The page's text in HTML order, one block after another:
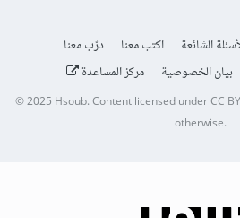
الشائعة اكتب معنا
درّب معنا
بيان الخصوصية مركز المساعدة
© 2025Hsoub.Content licensed underCC
otherwise.